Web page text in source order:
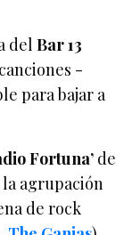
delBar 13
-
para bajar a
Fortuna’ de
la agrupación
de rock